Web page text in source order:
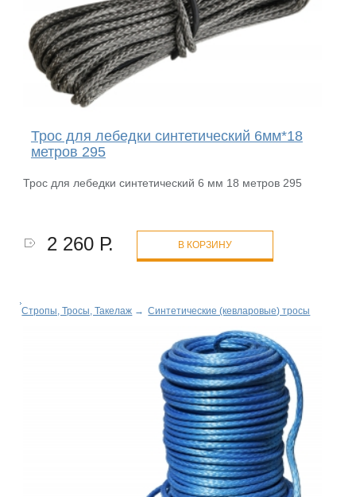
Трос для лебедки синтетический 6мм*18
метров 295
Трос для лебедки синтетический 6 мм 18 метров 295
2 260 Р. В КОРЗИНУ
Стропы, Тросы, Такелаж → Синтетические (кевларовые) тросы